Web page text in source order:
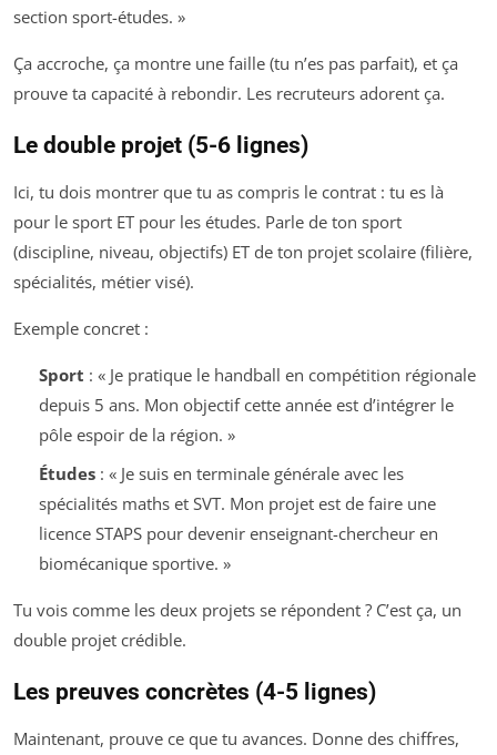
section sport-études. »
Ça accroche, ça montre une faille (tu n’es pas parfait), et ça
prouve ta capacité à rebondir. Les recruteurs adorent ça.
Le double projet (5-6 lignes)
Ici, tu dois montrer que tu as compris le contrat : tu es là
pour le sport ET pour les études. Parle de ton sport
(discipline, niveau, objectifs) ET de ton projet scolaire (filière,
spécialités, métier visé).
Exemple concret :
Sport : « Je pratique le handball en compétition régionale
depuis 5 ans. Mon objectif cette année est d’intégrer le
pôle espoir de la région. »
Études: « Je suis en terminale générale avec les
spécialités maths et SVT. Mon projet est de faire une
licence STAPS pour devenir enseignant-chercheur en
biomécanique sportive. »
Tu vois comme les deux projets se répondent ? C’est ça, un
double projet crédible.
Les preuves concrètes (4-5 lignes)
Maintenant, prouve ce que tu avances. Donne des chiffres,